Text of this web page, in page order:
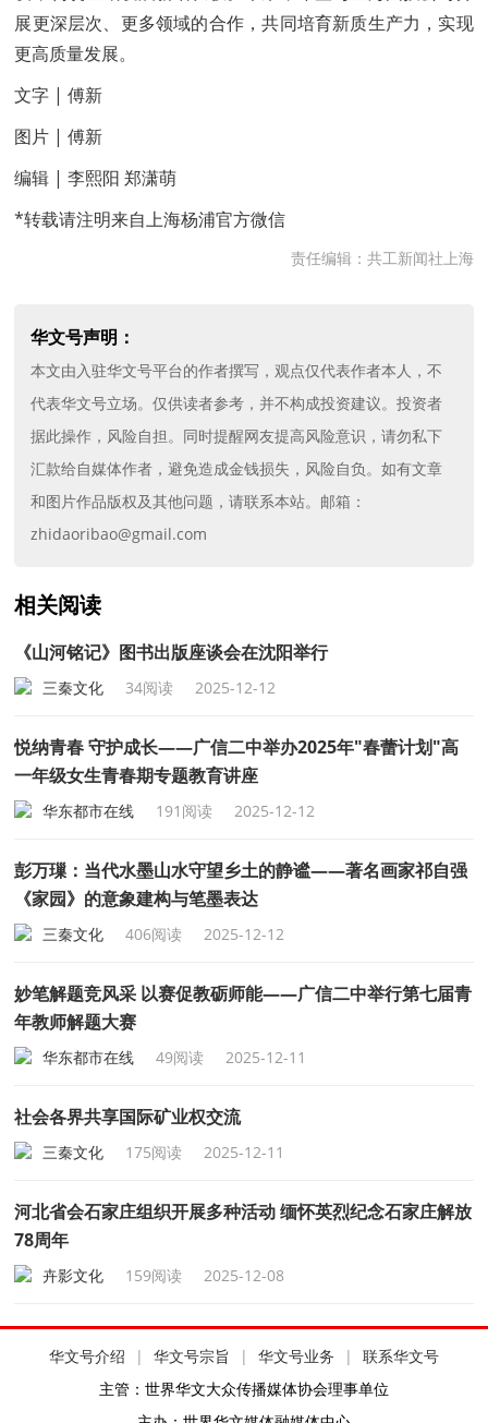
展更深层次、更多领域的合作，共同培育新质生产力，实现
更高质量发展。
文字 | 傅新
图片 | 傅新
编辑 | 李熙阳 郑潇萌
*转载请注明来自上海杨浦官方微信
责任编辑：共工新闻社上海
华文号声明：
本文由入驻华文号平台的作者撰写，观点仅代表作者本人，不
代表华文号立场。仅供读者参考，并不构成投资建议。投资者
据此操作，风险自担。同时提醒网友提高风险意识，请勿私下
汇款给自媒体作者，避免造成金钱损失，风险自负。如有文章
和图片作品版权及其他问题，请联系本站。邮箱：
zhidaoribao@gmail.com
相关阅读
《山河铭记》图书出版座谈会在沈阳举行
三秦文化 34阅读 2025-12-12
悦纳青春 守护成长——广信二中举办2025年"春蕾计划"高
一年级女生青春期专题教育讲座
华东都市在线 191阅读 2025-12-12
彭万璅：当代水墨山水守望乡土的静谧——著名画家祁自强
《家园》的意象建构与笔墨表达
三秦文化 406阅读 2025-12-12
妙笔解题竞风采 以赛促教砺师能——广信二中举行第七届青
年教师解题大赛
华东都市在线 49阅读 2025-12-11
社会各界共享国际矿业权交流
三秦文化 175阅读 2025-12-11
河北省会石家庄组织开展多种活动 缅怀英烈纪念石家庄解放
78周年
卉影文化 159阅读 2025-12-08
华文号介绍 | 华文号宗旨 | 华文号业务 |
联系华文号
主管：世界华文大众传播媒体协会理事单位